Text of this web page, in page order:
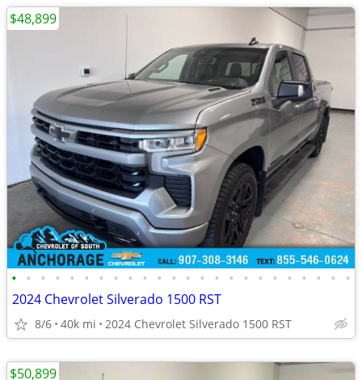
• • • • • • • • • • • • • • • • • • • • • • • •
2024 Chevrolet Silverado 1500 RST
8/6 40k mi 2024 Chevrolet Silverado 1500 RST
$48,899
$50,899